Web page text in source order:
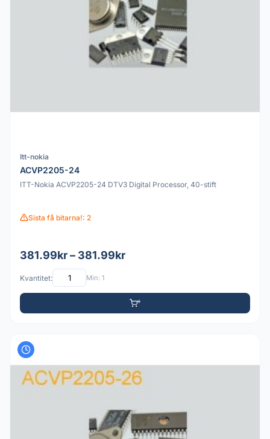
Itt-nokia
ACVP2205-24
ITT-Nokia ACVP2205-24 DTV3 Digital Processor, 40-stift
Sista få bitarna!: 2
381.99kr – 381.99kr
Kvantitet: Min: 1